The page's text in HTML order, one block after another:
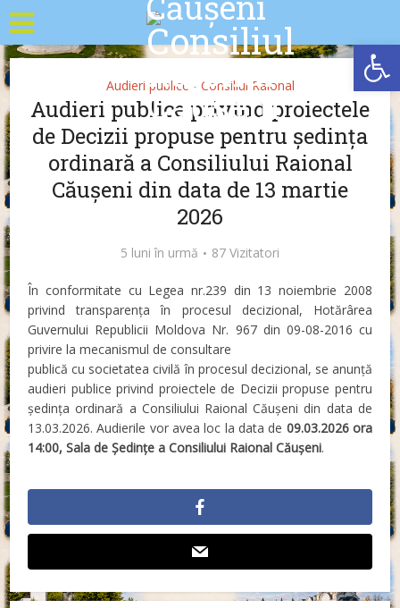
Audieri publice • Consiliul Raional
Audieri publice privind proiectele
de Decizii propuse pentru ședința
ordinară a Consiliului Raional
Căușeni din data de 13 martie
2026
5 luni în urmă 87 Vizitatori
În conformitate cu Legea nr.239 din 13 noiembrie 2008
privind transparența în procesul decizional, Hotărârea
Guvernului Republicii Moldova Nr. 967 din 09-08-2016 cu
privire la mecanismul de consultare
publică cu societatea civilă în procesul decizional, se anunță
audieri publice privind proiectele de Decizii propuse pentru
ședința ordinară a Consiliului Raional Căușeni din data de
13.03.2026. Audierile vor avea loc la data de 09.03.2026 ora
14:00, Sala de Ședințe a Consiliului Raional Căușeni.